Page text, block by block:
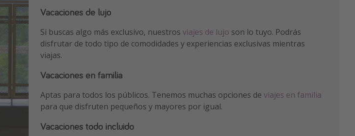
Vacaciones de lujo
Si buscas algo más exclusivo, nuestros viajes de lujo son lo tuyo. Podrás
disfrutar de todo tipo de comodidades y experiencias exclusivas mientras
viajas.
Vacaciones en familia
Aptas para todos los públicos. Tenemos muchas opciones de viajes en familia
para que disfruten pequeños y mayores por igual.
Vacaciones todo incluido